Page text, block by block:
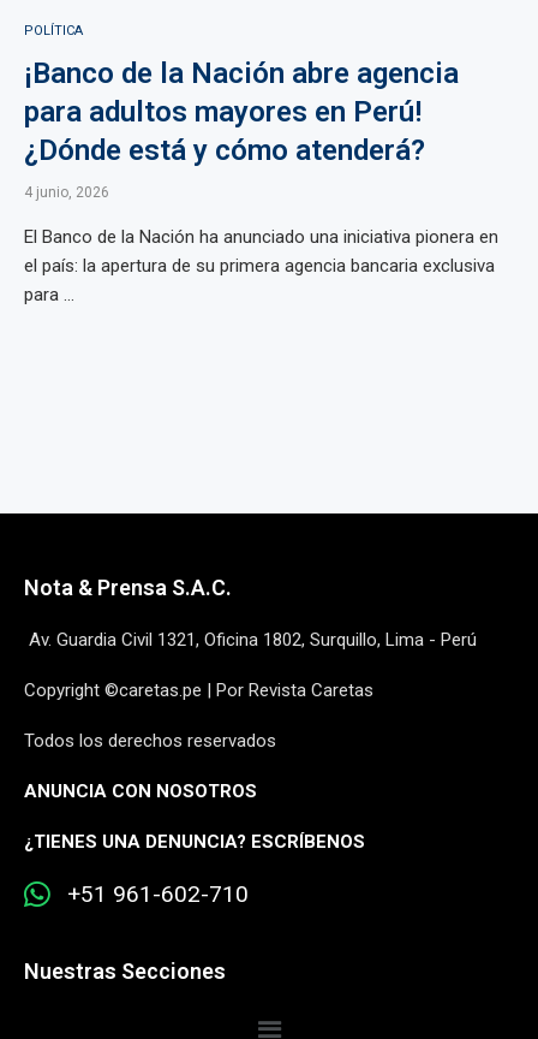
POLÍTICA
¡Banco de la Nación abre agencia
para adultos mayores en Perú!
¿Dónde está y cómo atenderá?
4 junio, 2026
El Banco de la Nación ha anunciado una iniciativa pionera en
el país: la apertura de su primera agencia bancaria exclusiva
para ...
Nota & Prensa S.A.C.
Av. Guardia Civil 1321, Oficina 1802, Surquillo, Lima - Perú
Copyright ©caretas.pe | Por Revista Caretas
Todos los derechos reservados
ANUNCIA CON NOSOTROS
¿TIENES UNA DENUNCIA? ESCRÍBENOS
+51 961-602-710
Nuestras Secciones